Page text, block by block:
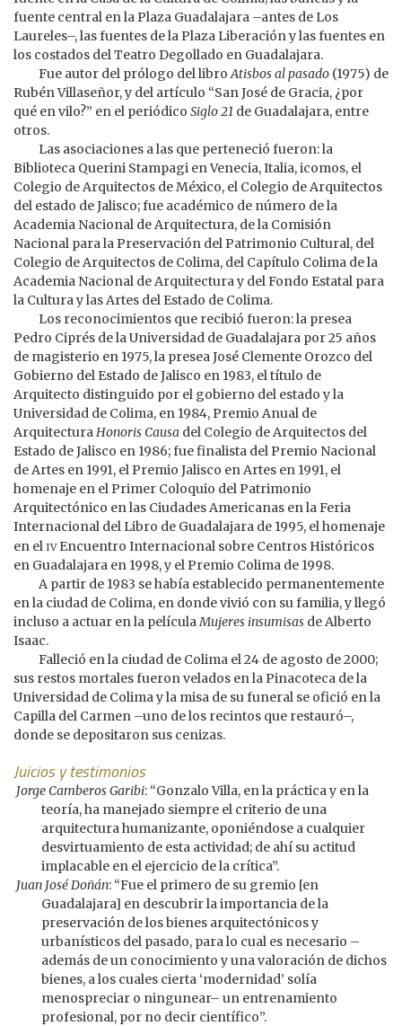
fuente central en la Plaza Guadalajara –antes de Los
Laureles–, las fuentes de la Plaza Liberación y las fuentes en
los costados del Teatro Degollado en Guadalajara.
Fue autor del prólogo del libroAtisbos al pasado (1975) de
Rubén Villaseñor, y del artículo “San José de Gracia, ¿por
qué en vilo?” en el periódico Siglo 21 de Guadalajara, entre
otros.
Las asociaciones a las que perteneció fueron: la
Biblioteca Querini Stampagi en Venecia, Italia, icomos, el
Colegio de Arquitectos de México, el Colegio de Arquitectos
del estado de Jalisco; fue académico de número de la
Academia Nacional de Arquitectura, de la Comisión
Nacional para la Preservación del Patrimonio Cultural, del
Colegio de Arquitectos de Colima, del Capítulo Colima de la
Academia Nacional de Arquitectura y del Fondo Estatal para
la Cultura y las Artes del Estado de Colima.
Los reconocimientos que recibió fueron: la presea
Pedro Ciprés de la Universidad de Guadalajara por 25 años
de magisterio en 1975, la presea José Clemente Orozco del
Gobierno del Estado de Jalisco en 1983, el título de
Arquitecto distinguido por el gobierno del estado y la
Universidad de Colima, en 1984, Premio Anual de
ArquitecturaHonoris Causa del Colegio de Arquitectos del
Estado de Jalisco en 1986; fue finalista del Premio Nacional
de Artes en 1991, el Premio Jalisco en Artes en 1991, el
homenaje en el Primer Coloquio del Patrimonio
Arquitectónico en las Ciudades Americanas en la Feria
Internacional del Libro de Guadalajara de 1995, el homenaje
en elivEncuentro Internacional sobre Centros Históricos
en Guadalajara en 1998, y el Premio Colima de 1998.
A partir de 1983 se había establecido permanentemente
en la ciudad de Colima, en donde vivió con su familia, y llegó
incluso a actuar en la películaMujeres insumisas de Alberto
Isaac.
Falleció en la ciudad de Colima el 24 de agosto de 2000;
sus restos mortales fueron velados en la Pinacoteca de la
Universidad de Colima y la misa de su funeral se ofició en la
Capilla del Carmen –uno de los recintos que restauró–,
donde se depositaron sus cenizas.
Juicios y testimonios
Jorge Camberos Garibi: “Gonzalo Villa, en la práctica y en la
teoría, ha manejado siempre el criterio de una
arquitectura humanizante, oponiéndose a cualquier
desvirtuamiento de esta actividad; de ahí su actitud
implacable en el ejercicio de la crítica”.
Juan José Doñán: “Fue el primero de su gremio [en
Guadalajara] en descubrir la importancia de la
preservación de los bienes arquitectónicos y
urbanísticos del pasado, para lo cual es necesario –
además de un conocimiento y una valoración de dichos
bienes, a los cuales cierta ‘modernidad’ solía
menospreciar o ningunear– un entrenamiento
profesional, por no decir científico”.